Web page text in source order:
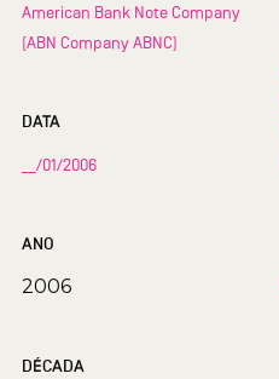
American Bank Note Company
(ABN Company ABNC)
DATA
__/01/2006
ANO
2006
DÉCADA